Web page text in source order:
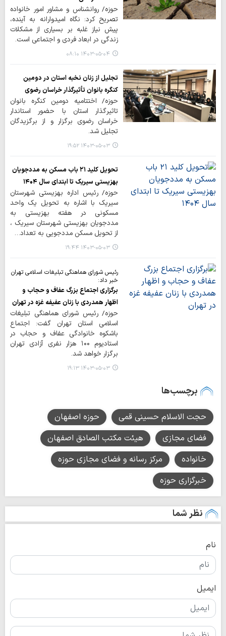
حوزه/ روانشناس و مشاور امور خانواده
تصریح کرد: نگاه امیدوارانه به آینده،
پیش نیاز غلبه بر بسیاری از مشکلات
زندگی در ابعاد فردی و اجتماعی است.
۱۴۰۳-۰۵-۰۴ ۰۸:۱۰
تجلیل از زنان نخبه استان در دومین
کنگره بانوان تأثیرگذار خراسان رضوی
حوزه/ اختتامیه دومین کنگره بانوان
تاثیرگذار استان با حضور استاندار
خراسان رضوی برگزار و از برگزیدگان
تجلیل شد.
۱۴۰۳-۰۵-۰۳ ۱۹:۵۲
تحویل کلید ۲۱ باب مسکن به مددجویان
بهزیستی سیریک تا ابتدای سال ۱۴۰۴
حوزه/ رئیس اداره بهزیستی شهرستان
سیریک با اشاره به تحویل یک واحد
مسکونی در هفته بهزیستی به
مددجویان بهزیستی شهرستان سیریک ،
از تحویل مسکن مددجویی به تعداد…
۱۴۰۳-۰۵-۰۳ ۱۹:۴۴
رئیس شورای هماهنگی تبلیغات اسلامی تهران
خبر داد:
برگزاری اجتماع بزرگ عفاف و حجاب و
اظهار همدردی با زنان عفیفه غزه در تهران
حوزه/ رئیس شورای هماهنگی تبلیغات
اسلامی استان تهران گفت: اجتماع
باشکوه خانوادگی عفاف و حجاب در
استادیوم ۱۰۰ هزار نفری آزادی تهران
برگزار خواهد شد.
۱۴۰۳-۰۵-۰۳ ۱۹:۱۳
برچسب‌ها
حجت الاسلام حسینی قمی
حوزه اصفهان
فضای مجازی
هیئت مکتب الصادق اصفهان
خانواده
مرکز رسانه و فضای مجازی حوزه
خبرگزاری حوزه
نظر شما
نام
ایمیل